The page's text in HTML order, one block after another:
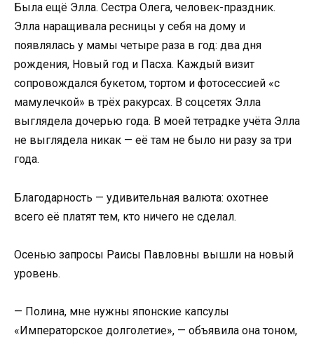
Была ещё Элла. Сестра Олега, человек-праздник.
Элла наращивала ресницы у себя на дому и
появлялась у мамы четыре раза в год: два дня
рождения, Новый год и Пасха. Каждый визит
сопровождался букетом, тортом и фотосессией «с
мамулечкой» в трёх ракурсах. В соцсетях Элла
выглядела дочерью года. В моей тетрадке учёта Элла
не выглядела никак — её там не было ни разу за три
года.
Благодарность — удивительная валюта: охотнее
всего её платят тем, кто ничего не сделал.
Осенью запросы Раисы Павловны вышли на новый
уровень.
— Полина, мне нужны японские капсулы
«Императорское долголетие», — объявила она тоном,